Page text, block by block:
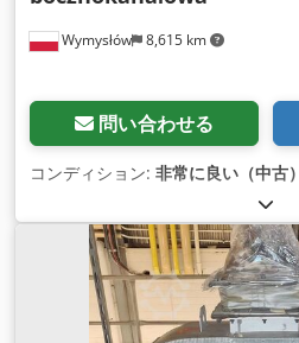
Wymysłów 8,615 km
問い合わせる
コンディション: 非常に良い（中古）